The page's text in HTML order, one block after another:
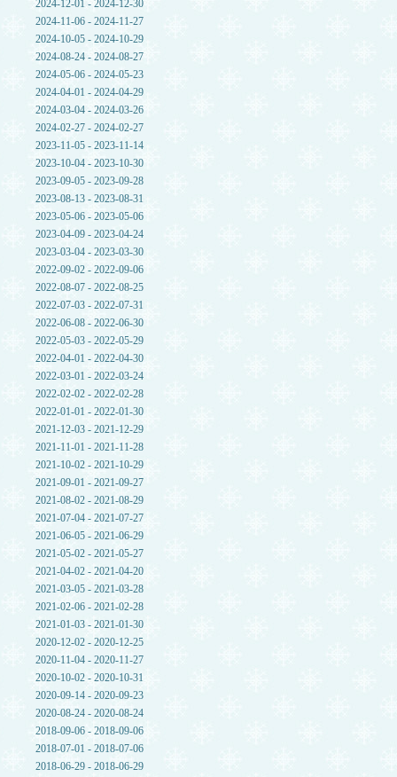
2024-12-01 - 2024-12-30
2024-11-06 - 2024-11-27
2024-10-05 - 2024-10-29
2024-08-24 - 2024-08-27
2024-05-06 - 2024-05-23
2024-04-01 - 2024-04-29
2024-03-04 - 2024-03-26
2024-02-27 - 2024-02-27
2023-11-05 - 2023-11-14
2023-10-04 - 2023-10-30
2023-09-05 - 2023-09-28
2023-08-13 - 2023-08-31
2023-05-06 - 2023-05-06
2023-04-09 - 2023-04-24
2023-03-04 - 2023-03-30
2022-09-02 - 2022-09-06
2022-08-07 - 2022-08-25
2022-07-03 - 2022-07-31
2022-06-08 - 2022-06-30
2022-05-03 - 2022-05-29
2022-04-01 - 2022-04-30
2022-03-01 - 2022-03-24
2022-02-02 - 2022-02-28
2022-01-01 - 2022-01-30
2021-12-03 - 2021-12-29
2021-11-01 - 2021-11-28
2021-10-02 - 2021-10-29
2021-09-01 - 2021-09-27
2021-08-02 - 2021-08-29
2021-07-04 - 2021-07-27
2021-06-05 - 2021-06-29
2021-05-02 - 2021-05-27
2021-04-02 - 2021-04-20
2021-03-05 - 2021-03-28
2021-02-06 - 2021-02-28
2021-01-03 - 2021-01-30
2020-12-02 - 2020-12-25
2020-11-04 - 2020-11-27
2020-10-02 - 2020-10-31
2020-09-14 - 2020-09-23
2020-08-24 - 2020-08-24
2018-09-06 - 2018-09-06
2018-07-01 - 2018-07-06
2018-06-29 - 2018-06-29